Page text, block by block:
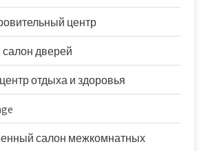
центр
дверей
отдыха и здоровья
салон межкомнатных